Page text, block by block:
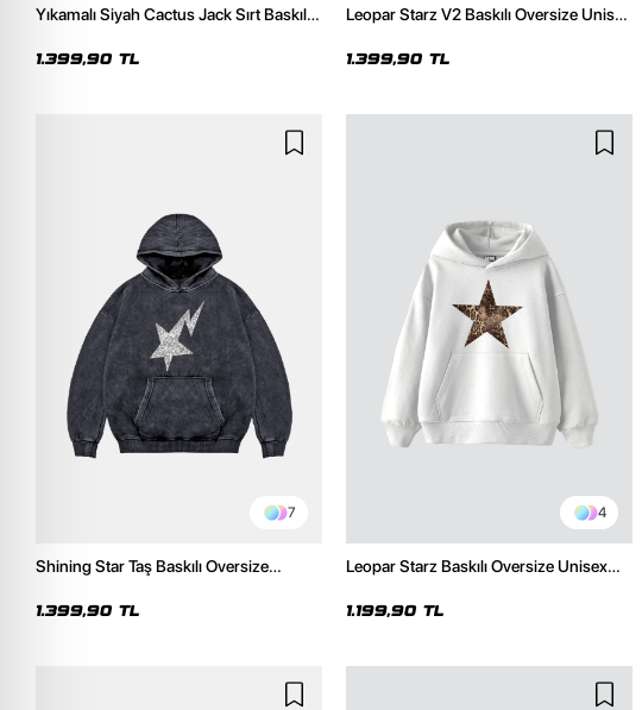
Yıkamalı Siyah Cactus Jack Sırt Baskılı
1.399,90 TL
Leopar Starz V2 Baskılı Oversize Unisex
1.399,90 TL
7
Shining Star Taş Baskılı Oversize
1.399,90 TL
4
Leopar Starz Baskılı Oversize Unisex
1.199,90 TL